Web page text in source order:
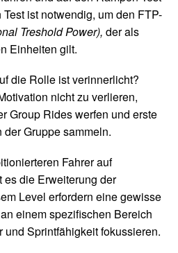
ist notwendig, um den FTP-
Treshold Power), der als
Einheiten gilt.
die Rolle ist verinnerlicht?
nicht zu verlieren,
Group Rides werfen und erste
Gruppe sammeln.
Fahrer auf
es die Erweiterung der
Level erfordern eine gewisse
einem spezifischen Bereich
Sprintfähigkeit fokussieren.